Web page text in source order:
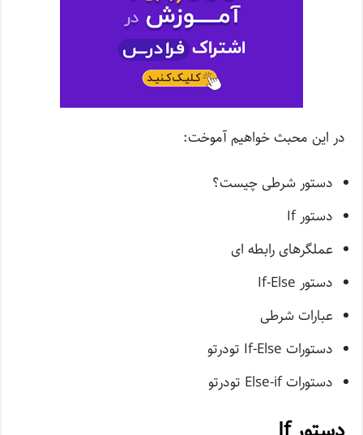
در این محبث خواهیم آموخت:
دستور شرطی چیست؟
دستور If
عملگرهای رابطه ای
دستور If-Else
عبارات شرطی
دستورات If-Else تودرتو
دستورات Else-if تودرتو